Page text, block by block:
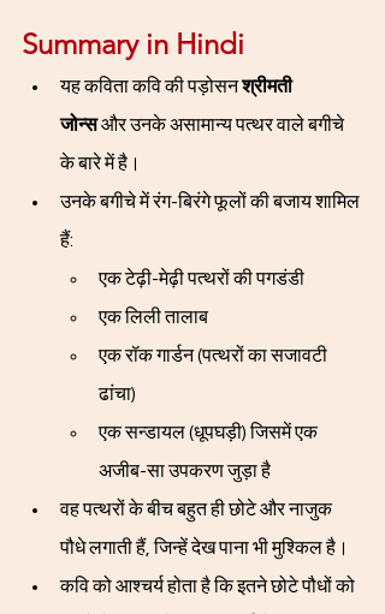
Summary in Hindi
यह कविता कवि की पड़ोसन श्रीमती
जोन्स और उनके असामान्य पत्थर वाले बगीचे
के बारे में है।
उनके बगीचे में रंग-बिरंगे फूलों की बजाय शामिल
हैं:
एक टेढ़ी-मेढ़ी पत्थरों की पगडंडी
एक लिली तालाब
एक रॉक गार्डन (पत्थरों का सजावटी
ढांचा)
एक सन्डायल (धूपघड़ी) जिसमें एक
अजीब-सा उपकरण जुड़ा है
वह पत्थरों के बीच बहुत ही छोटे और नाजुक
पौधे लगाती हैं, जिन्हें देख पाना भी मुश्किल है।
कवि को आश्चर्य होता है कि इतने छोटे पौधों को